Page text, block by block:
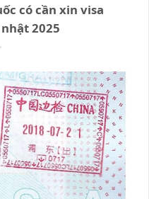
có cần xin visa
2025